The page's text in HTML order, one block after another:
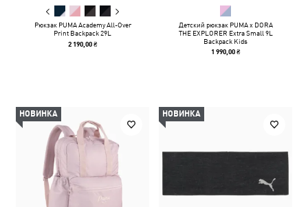
Рюкзак PUMA Academy All-Over
Print Backpack 29L
2 190,00 ₴
Детский рюкзак PUMA x DORA
THE EXPLORER Extra Small 9L
Backpack Kids
1 990,00 ₴
НОВИНКА НОВИНКА